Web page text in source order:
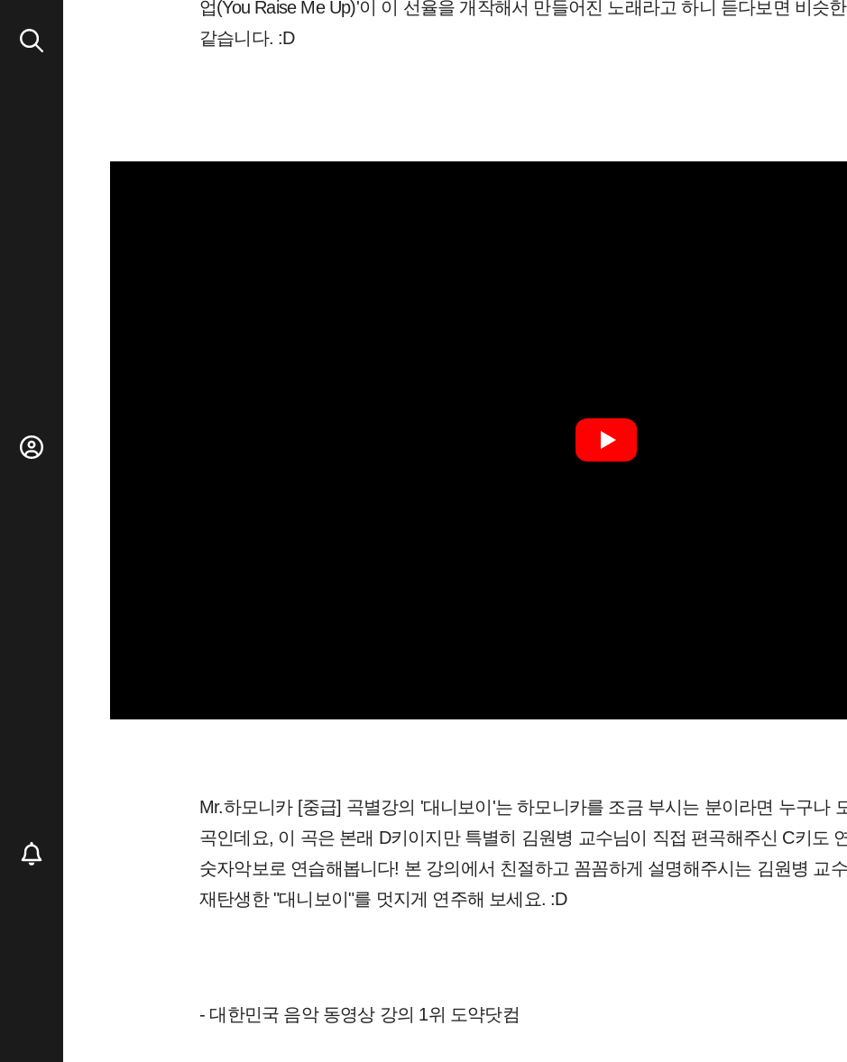
업(You Raise Me Up)'이 이 선율을 개작해서 만들어진 노래라고 하니 듣다보면 비슷
같습니다. :D
Mr.하모니카 [중급] 곡별강의 '대니보이'는 하모니카를 조금 부시는 분이라면 누구나
곡인데요, 이 곡은 본래 D키이지만 특별히 김원병 교수님이 직접 편곡해주신 C키도
숫자악보로 연습해봅니다! 본 강의에서 친절하고 꼼꼼하게 설명해주시는 김원병 교
재탄생한 "대니보이"를 멋지게 연주해 보세요. :D
- 대한민국 음악 동영상 강의 1위 도약닷컴